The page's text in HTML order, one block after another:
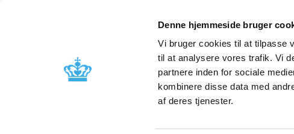
Denne hjemmeside bruger
Vi bruger cookies til at tilpasse
til at analysere vores trafik. Vi
partnere inden for sociale
kombinere disse data med
af deres tjenester.
Godkendelse og
Bivirkninger og
produktinformation